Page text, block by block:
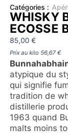
Catégories :
WHISKY
ECOSSE
85,00 €
Prix au kilo 56,67 €
atypique du
qui signifie
tradition de
distillerie
1963 quand
malts moins